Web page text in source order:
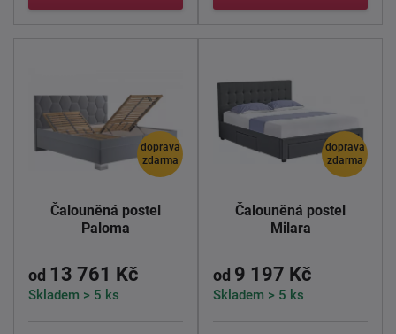
doprava
zdarma
Čalouněná postel
Paloma
od 13 761 Kč
Skladem > 5 ks
doprava
zdarma
Čalouněná postel
Milara
od 9 197 Kč
Skladem > 5 ks